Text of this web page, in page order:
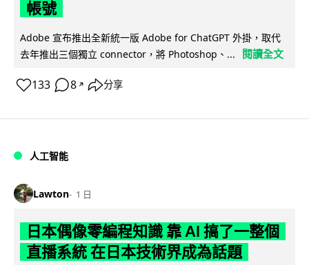
帳號
Adobe 宣布推出全新統一版 Adobe for ChatGPT 外掛，取代
去年推出三個獨立 connector，將 Photoshop、...
閱讀全文
133 8 ↗ 分享
人工智能
Lawton 1 日
日本偶像零編程知識 靠 AI 搞了一整個
直播系統 在日本技術界成為話題